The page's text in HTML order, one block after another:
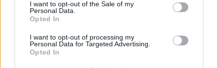
I want to opt-out of the Sale of my
Personal Data.
Opted In
I want to opt-out of processing my
Personal Data for Targeted Advertising.
Opted In